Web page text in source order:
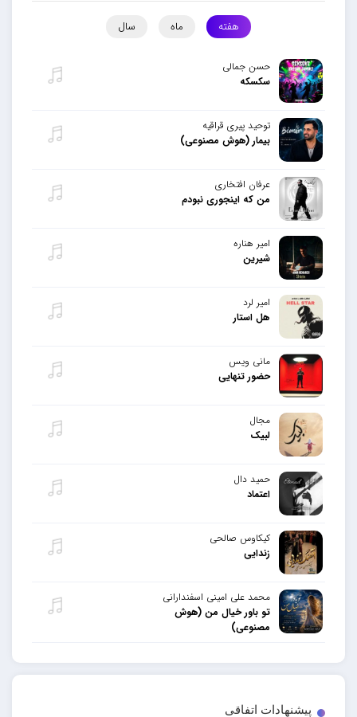
پیشنهادات اتفاقی
هفته ماه سال
حسن جمالی
سکسکه
توحید پیری قراقیه
بیمار (هوش مصنوعی)
عرفان افتخاری
من که اینجوری نبودم
امیر هناره
شیرین
امیر لرد
هل استار
مانی ویس
حضور تنهایی
مجال
لبیک
حمید دال
اعتماد
کیکاوس صالحی
زندایی
محمد علی امینی اسفندارانی
تو باور خیال من (هوش
مصنوعی)